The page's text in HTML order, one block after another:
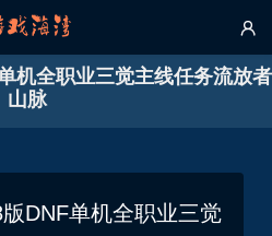

机全职业三觉主线任务流放者
山脉
DNF单机全职业三觉